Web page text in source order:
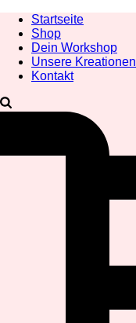
Startseite
Shop
Dein Workshop
Unsere Kreationen
Kontakt